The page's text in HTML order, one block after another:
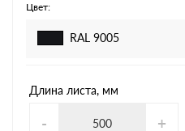
Цвет:
RAL 9005
Длина листа, мм
- +